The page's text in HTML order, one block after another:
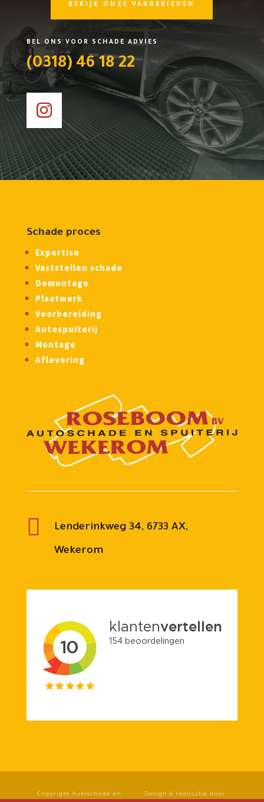
BEKIJK ONZE VAKGEBIEDEN
BEL ONS VOOR SCHADE ADVIES
(0318) 46 18 22
Schade proces
Expertise
Vaststellen schade
Demontage
Plaatwerk
Voorbereiding
Autospuiterij
Montage
Aflevering

Lenderinkweg 34, 6733 AX,
Wekerom
Copyright Autoschade en
Design & realisatie door